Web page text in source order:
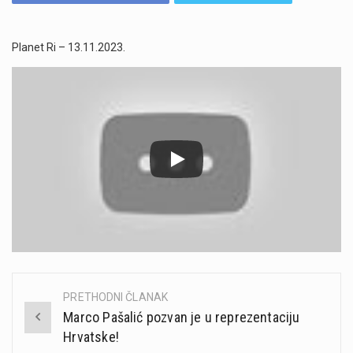
Planet Ri – 13.11.2023.
Post
navigation
PRETHODNI ČLANAK
Marco Pašalić pozvan je u reprezentaciju
Hrvatske!